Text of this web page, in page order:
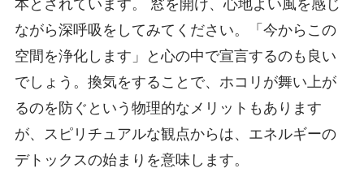
本とされています。 窓を開け、心地よい風を感じ
ながら深呼吸をしてみてください。「今からこの
空間を浄化します」と心の中で宣言するのも良い
でしょう。換気をすることで、ホコリが舞い上が
るのを防ぐという物理的なメリットもあります
が、スピリチュアルな観点からは、エネルギーの
デトックスの始まりを意味します。